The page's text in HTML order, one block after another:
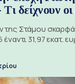
δείχνουν
της Στάμου
31,97 εκατ.